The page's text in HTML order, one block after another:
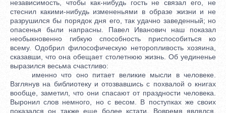
независимость, чтобы как-нибудь гость не связал его, не
стеснил какими-нибудь измененьями в образе жизни и не
разрушился бы порядок дня его, так удачно заведенный; но
опасенья были напрасны. Павел Иванович наш показал
необыкновенно гибкую способность приспособиться ко
всему. Одобрил философическую неторопливость хозяина,
сказавши, что она обещает столетнюю жизнь. Об уединенье
выразился весьма счастливо:
именно что оно питает великие мысли в человеке.
Взглянув на библиотеку и отозвавшись с похвалой о книгах
вообще, заметил, что они спасают от праздности человека.
Выронил слов немного, но с весом. В поступках же своих
показался он также еще более кстати. Вовремя являлся,